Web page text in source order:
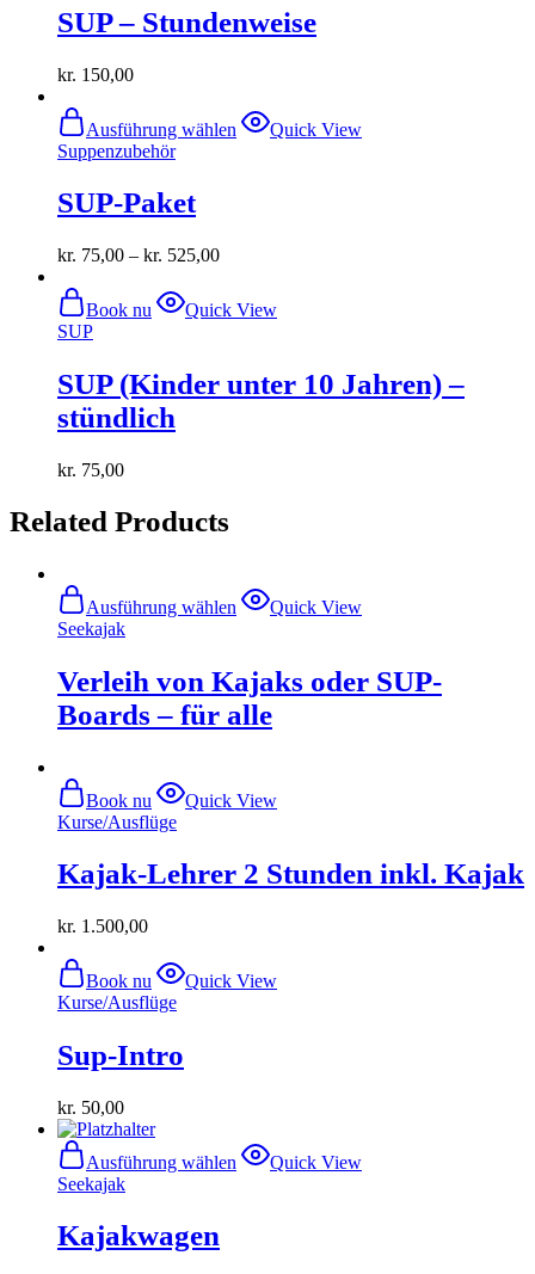
SUP – Stundenweise
kr. 150,00
Ausführung wählen
Dieses
Produkt
auf
gewählt
werden
Quick View
Suppenzubehör
SUP-Paket
kr. 75,00 – kr. 525,00
Book nu
Quick View
SUP
SUP (Kinder unter 10 Jahren) –
stündlich
kr. 75,00
Related Products
Ausführung wählen
Dieses
Produkt
Varianten
auf.
Die
der
werden
Quick View
Seekajak
Verleih von Kajaks oder SUP-
Boards – für alle
Book nu
Quick View
Kurse/Ausflüge
Kajak-Lehrer 2 Stunden inkl. Kajak
kr. 1.500,00
Book nu
Quick View
Kurse/Ausflüge
Sup-Intro
kr. 50,00
Ausführung wählen
Dieses
Produkt
Quick View
Seekajak
Kajakwagen